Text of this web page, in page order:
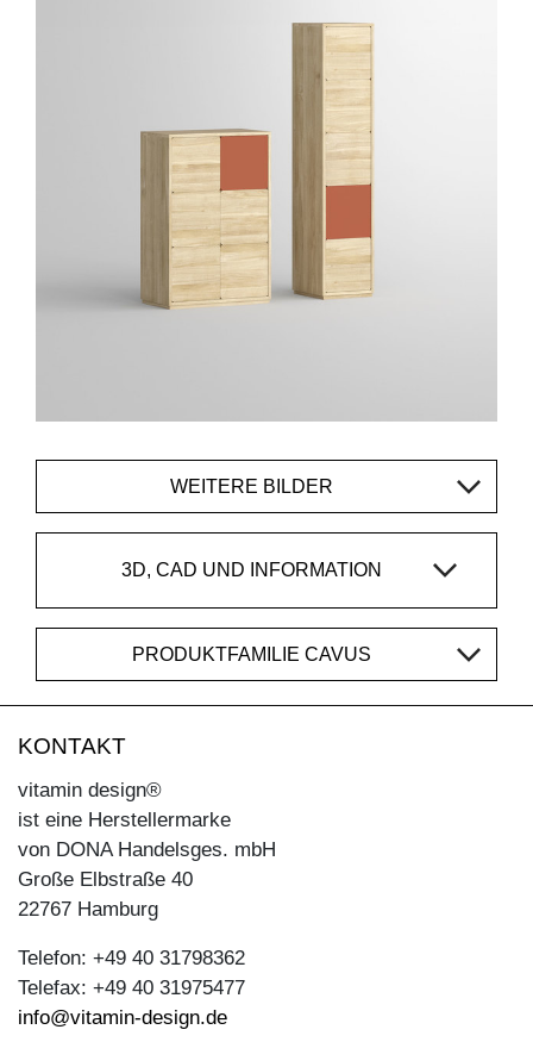
WEITERE BILDER
3D, CAD UND INFORMATION
PRODUKTFAMILIE CAVUS
KONTAKT
vitamin design®
ist eine Herstellermarke
von DONA Handelsges. mbH
Große Elbstraße 40
22767 Hamburg
Telefon: +49 40 31798362
Telefax: +49 40 31975477
info@vitamin-design.de